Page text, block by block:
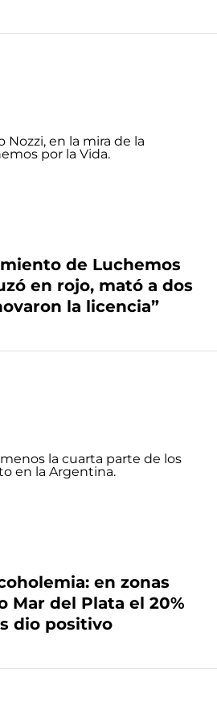
de Luchemos
en rojo, mató a dos
la licencia”
en zonas
Mar del Plata el 20%
dio positivo